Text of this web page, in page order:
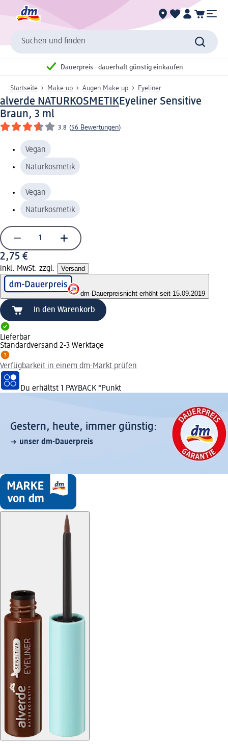
Suchen und finden
Dauerpreis - dauerhaft günstig einkaufen
Startseite Make-up Augen Make-up Eyeliner
alverde NATURKOSMETIKEyeliner Sensitive
Braun, 3 ml
3.8 (56 Bewertungen)
Vegan
Naturkosmetik
Vegan
Naturkosmetik
2,75 €
inkl. MwSt. zzgl. Versand
dm-Dauerpreisnicht erhöht seit 15.09.2019
In den Warenkorb
Lieferbar
Standardversand 2-3 Werktage
Verfügbarkeit in einem dm-Markt prüfen
Du erhältst 1 PAYBACK °Punkt
Gestern, heute, immer günstig:
unser dm-Dauerpreis